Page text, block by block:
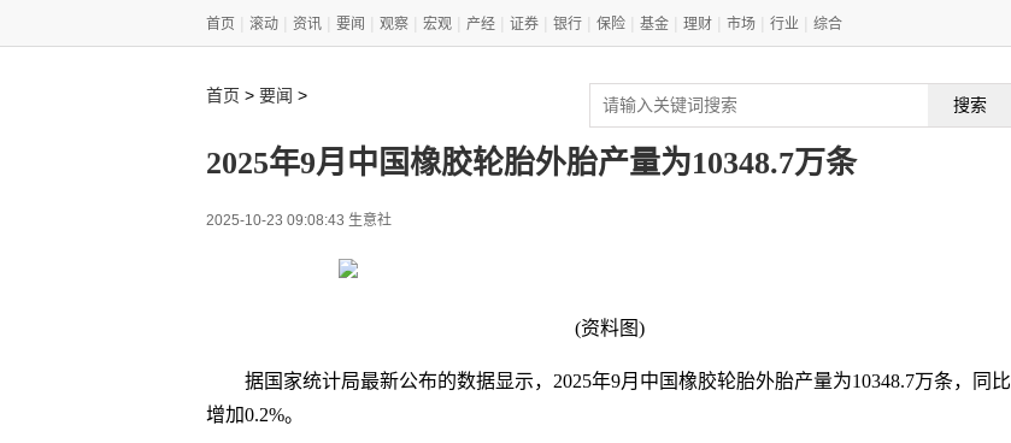
首页 滚动 资讯 要闻 观察 宏观 产经 证券 银行 保险 基金 理财 市场 行业 综合
首页 > 要闻 > 搜索
2025年9月中国橡胶轮胎外胎产量为10348.7万条
2025-10-23 09:08:43 生意社
(资料图)
据国家统计局最新公布的数据显示，2025年9月中国橡胶轮胎外胎产量为10348.7万条，同比
增加0.2%。